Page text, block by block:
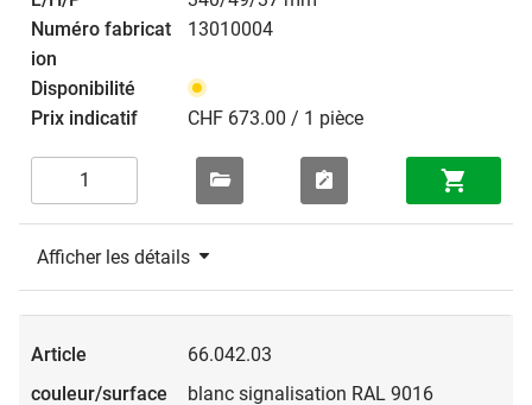
13010004
CHF 673.00 / 1 pièce
Afficher les détails
66.042.03
blanc signalisation RAL 9016